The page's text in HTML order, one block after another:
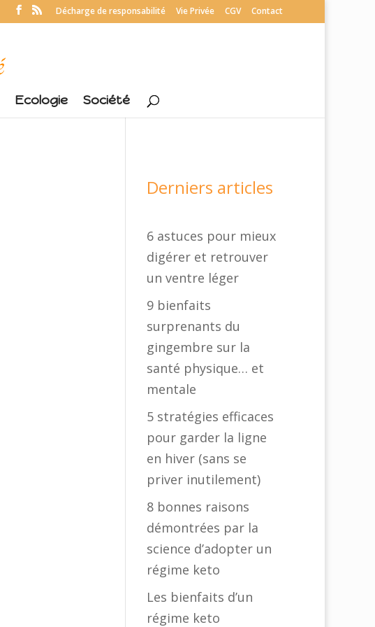
Décharge de responsabilité Vie Privée CGV Contact
Ecologie Société
Derniers articles
6 astuces pour mieux
digérer et retrouver
un ventre léger
9 bienfaits
surprenants du
gingembre sur la
santé physique… et
mentale
5 stratégies efficaces
pour garder la ligne
en hiver (sans se
priver inutilement)
8 bonnes raisons
démontrées par la
science d’adopter un
régime keto
Les bienfaits d’un
régime keto